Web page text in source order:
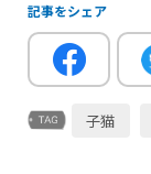
記事をシェア
子猫